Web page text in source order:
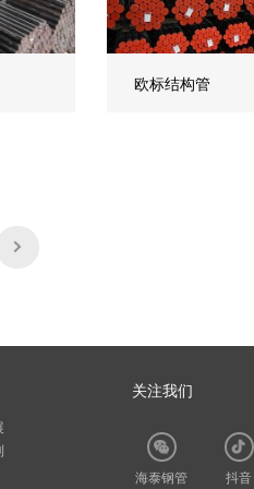
欧标结构管
关注我们
海泰钢管 抖音